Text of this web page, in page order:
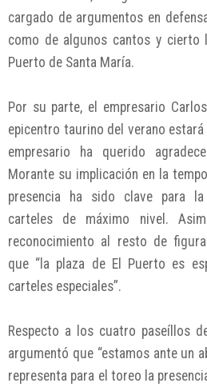
cargado de argumentos en
como de algunos cantos y cierto
Puerto de Santa María.
Por su parte, el empresario
epicentro taurino del verano estará
empresario ha querido
Morante su implicación en la
presencia ha sido clave para
carteles de máximo nivel.
reconocimiento al resto de
que “la plaza de El Puerto es
carteles especiales”.
Respecto a los cuatro paseíllos
argumentó que “estamos ante un
representa para el toreo la